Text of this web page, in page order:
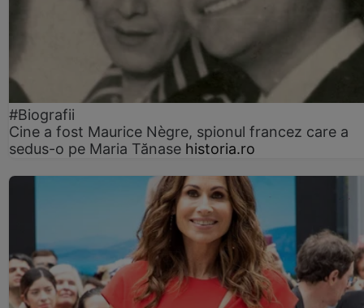
#Biografii
Cine a fost Maurice Nègre, spionul francez care a
sedus-o pe Maria Tănase historia.ro